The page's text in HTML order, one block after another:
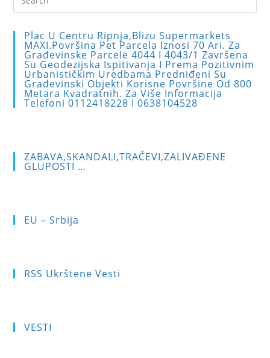
Plac U Centru Ripnja,blizu Supermarkets
MAXI.Površina Pet Parcela Iznosi 70 Ari. Za
Građevinske Parcele 4044 I 4043/1 Završena
Su Geodezijska Ispitivanja I Prema Pozitivnim
Urbanističkim Uredbama Predniđeni Su
Građevinski Objekti Korisne Površine Od 800
Metara Kvadratnih. Za Više Informacija
Telefoni 0112418228 I 0638104528
ZABAVA,SKANDALI,TRAČEVI,ZALIVAĐENE
GLUPOSTI …
EU – Srbija
RSS Ukrštene Vesti
VESTI